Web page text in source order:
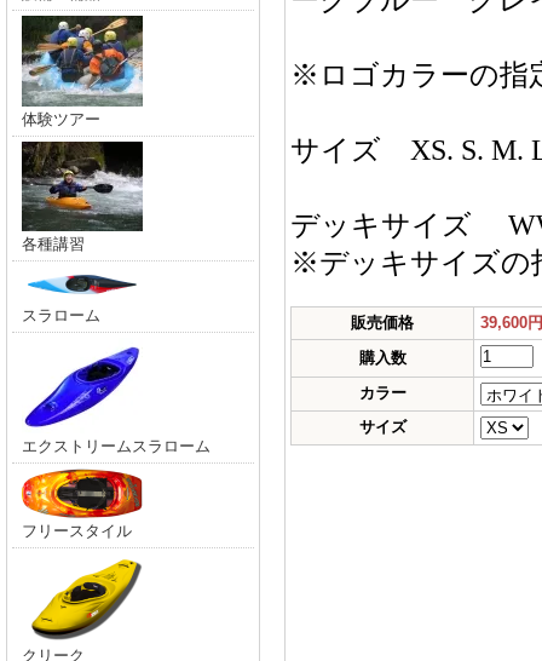
体験ツアー
各種講習
スラローム
エクストリームスラローム
フリースタイル
クリーク
※ロゴカラーの指
サイズ XS. S. M.
デッキサイズ
※デッキサイズの
販売価格
39,600
購入数
カラー
サイズ